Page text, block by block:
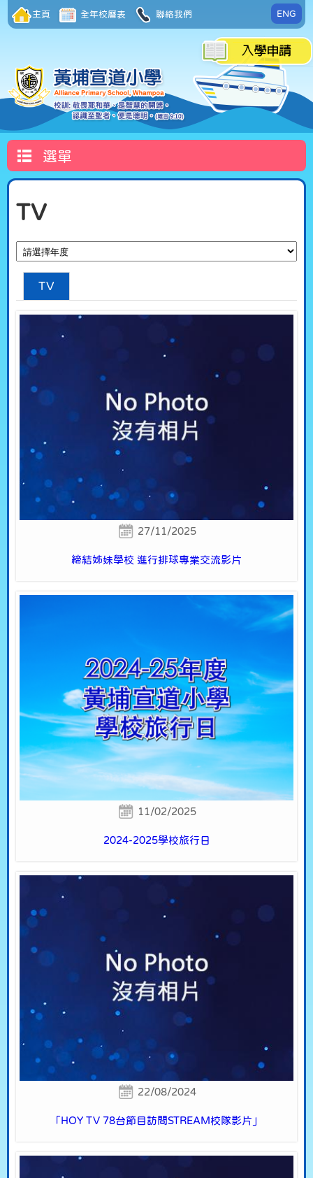
主頁 全年校曆表 聯絡我們 ENG
選單
TV
TV
27/11/2025
締結姊妹學校 進行排球專業交流影片
11/02/2025
2024-2025學校旅行日
22/08/2024
「HOY TV 78台節目訪問STREAM校隊影片」